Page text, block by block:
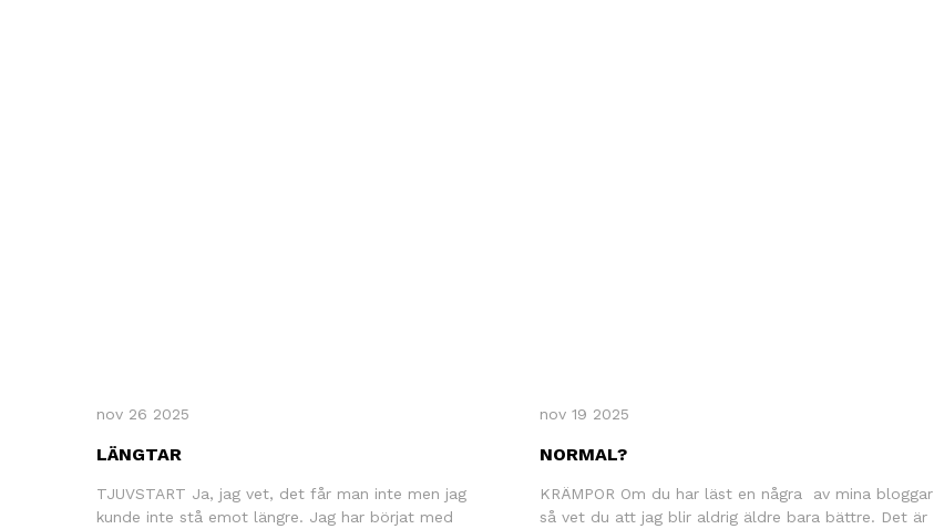
nov 26 2025
LÄNGTAR
TJUVSTART Ja, jag vet, det får man inte men jag
kunde inte stå emot längre. Jag har börjat med
nov 19 2025
NORMAL?
KRÄMPOR Om du har läst en några av mina bloggar
så vet du att jag blir aldrig äldre bara bättre. Det är